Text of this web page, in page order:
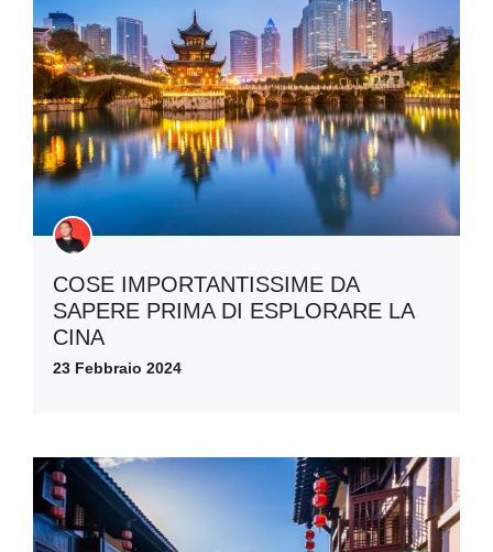
COSE IMPORTANTISSIME DA
SAPERE PRIMA DI ESPLORARE LA
CINA
23 Febbraio 2024